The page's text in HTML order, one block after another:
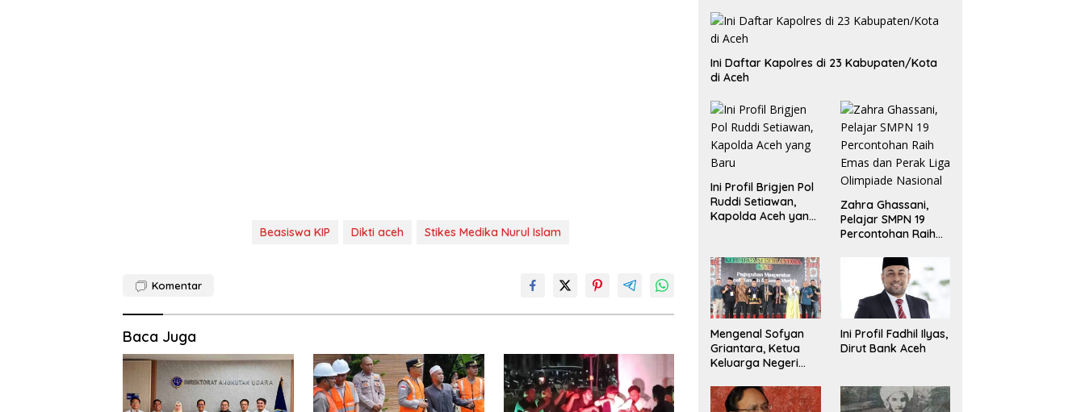
Beasiswa KIP Dikti aceh Stikes Medika Nurul Islam
Komentar
Baca Juga
Ini Daftar Kapolres di 23 Kabupaten/Kota
di Aceh
Ini Profil Brigjen Pol
Ruddi Setiawan,
Kapolda Aceh yang
Zahra Ghassani,
Pelajar SMPN 19
Percontohan Raih
Liga Olimpiade
Nasional
Mengenal Sofyan
Griantara, Ketua
Keluarga Negeri
Ini Profil Fadhil Ilyas,
Dirut Bank Aceh